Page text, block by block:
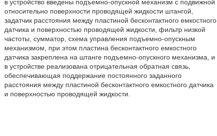
в устройство введены подъемно-опускной механизм с подвижной
относительно поверхности проводящей жидкости штангой,
задатчик расстояния между пластиной бесконтактного емкостного
датчика и поверхностью проводящей жидкости, фильтр низкой
частоты, сумматор, схема управления подъемно-опускным
механизмом, при этом пластина бесконтактного емкостного
датчика закреплена на штанге подъемно-опускного механизма, и
в устройстве реализована отрицательная обратная связь,
обеспечивающая поддержание постоянного заданного
расстояния между пластиной бесконтактного емкостного датчика
и поверхностью проводящей жидкости.